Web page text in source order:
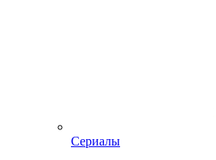
Сериалы